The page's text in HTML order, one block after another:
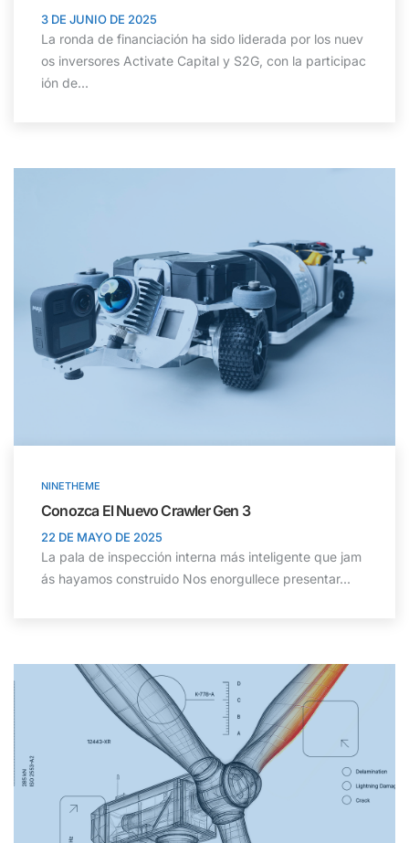
3 DE JUNIO DE 2025
La ronda de financiación ha sido liderada por los nuev
os inversores Activate Capital y S2G, con la participac
ión de...
NINETHEME
Conozca El Nuevo Crawler Gen 3
22 DE MAYO DE 2025
La pala de inspección interna más inteligente que jam
ás hayamos construido Nos enorgullece presentar...